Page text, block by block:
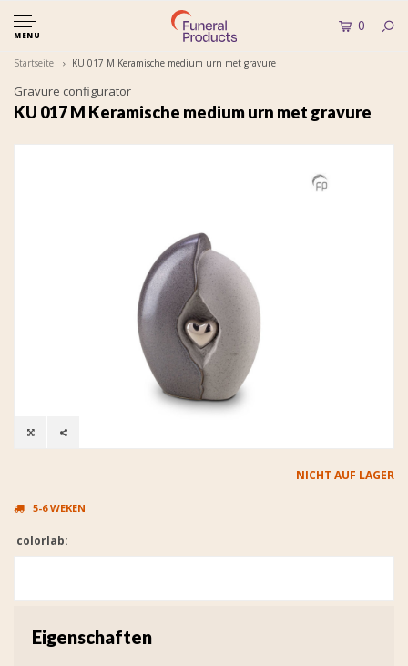
MENU
0
Startseite KU 017 M Keramische medium urn met gravure
Gravure configurator
KU 017 M Keramische medium urn met gravure
NICHT AUF LAGER
5-6 WEKEN
colorlab:
Eigenschaften